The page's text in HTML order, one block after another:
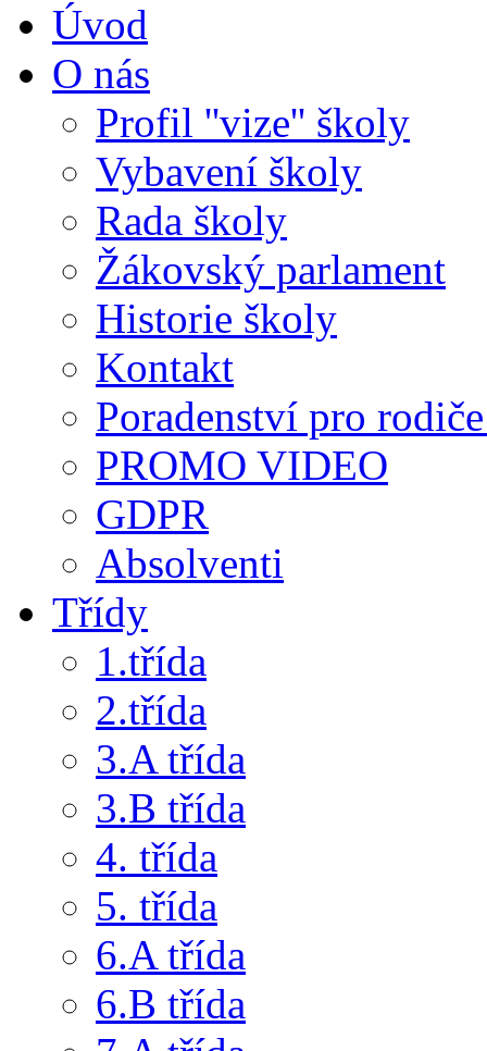
Úvod
O nás
Profil ''vize'' školy
Vybavení školy
Rada školy
Žákovský parlament
Historie školy
Kontakt
Poradenství pro
PROMO VIDEO
GDPR
Absolventi
Třídy
1.třída
2.třída
3.A třída
3.B třída
4. třída
5. třída
6.A třída
6.B třída